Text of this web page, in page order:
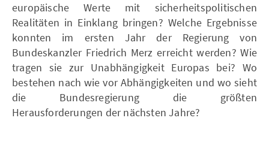
europäische Werte mit sicherheitspolitischen
Realitäten in Einklang bringen? Welche Ergebnisse
konnten im ersten Jahr der Regierung von
Bundeskanzler Friedrich Merz erreicht werden? Wie
tragen sie zur Unabhängigkeit Europas bei? Wo
bestehen nach wie vor Abhängigkeiten und wo sieht
die Bundesregierung die größten
Herausforderungen der nächsten Jahre?